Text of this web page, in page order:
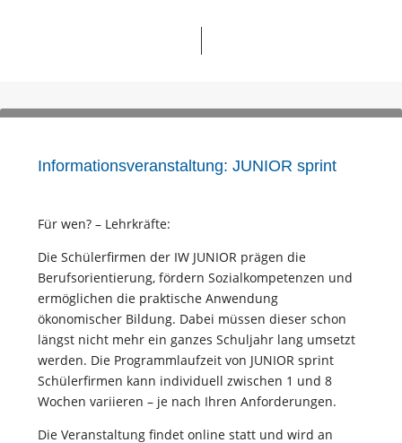
Informationsveranstaltung: JUNIOR sprint
Für wen? – Lehrkräfte:
Die Schülerfirmen der IW JUNIOR prägen die
Berufsorientierung, fördern Sozialkompetenzen und
ermöglichen die praktische Anwendung
ökonomischer Bildung. Dabei müssen dieser schon
längst nicht mehr ein ganzes Schuljahr lang umsetzt
werden. Die Programmlaufzeit von JUNIOR sprint
Schülerfirmen kann individuell zwischen 1 und 8
Wochen variieren – je nach Ihren Anforderungen.
Die Veranstaltung findet online statt und wird an